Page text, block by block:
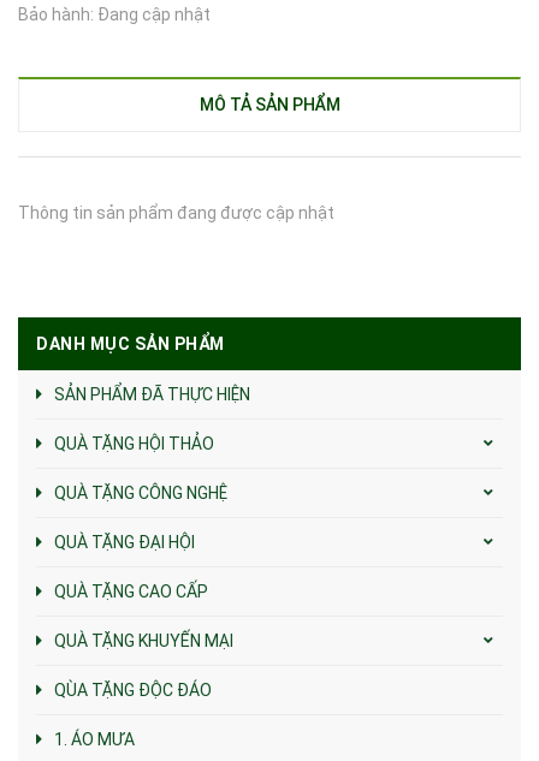
Bảo hành: Đang cập nhật
MÔ TẢ SẢN PHẨM
Thông tin sản phẩm đang được cập nhật
DANH MỤC SẢN PHẨM
SẢN PHẨM ĐÃ THỰC HIỆN
QUÀ TẶNG HỘI THẢO
QUÀ TẶNG CÔNG NGHỆ
QUÀ TẶNG ĐẠI HỘI
QUÀ TẶNG CAO CẤP
QUÀ TẶNG KHUYẾN MẠI
QÙA TẶNG ĐỘC ĐÁO
1. ÁO MƯA